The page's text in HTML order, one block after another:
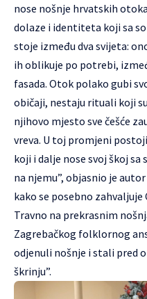
nose nošnje hrvatskih
dolaze i identiteta koji sa
stoje između dva svijeta:
ih oblikuje po potrebi,
fasada. Otok polako gubi
običaji, nestaju rituali koji
njihovo mjesto sve češće
vreva. U toj promjeni
koji i dalje nose svoj škoj sa
na njemu”, objasnio je
kako se posebno
Travno na prekrasnim
Zagrebačkog folklornog
odjenuli nošnje i stali pred
škrinju”.